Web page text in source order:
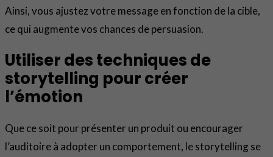
Ainsi, vous ajustez votre message en fonction de la cible,
ce qui augmente vos chances de persuasion.
Utiliser des techniques de
storytelling pour créer
l’émotion
Que ce soit pour présenter un produit ou encourager
l’auditoire à adopter un comportement, le storytelling se